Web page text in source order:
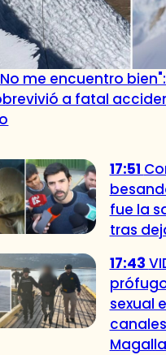
me encuentro
a fatal
17:51
fue la
tras
17:43
sexual